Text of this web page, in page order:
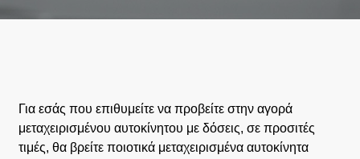
Για εσάς που επιθυμείτε να προβείτε στην αγορά
μεταχειρισμένου αυτοκίνητου με δόσεις, σε προσιτές
τιμές, θα βρείτε ποιοτικά μεταχειρισμένα αυτοκίνητα